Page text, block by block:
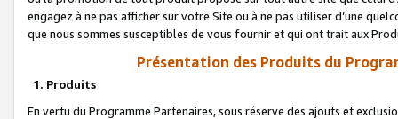
engagez à ne pas afficher sur votre Site ou à ne pas utiliser d’une
que nous sommes susceptibles de vous fournir et qui ont trait aux
Présentation des Produits du
1. Produits
En vertu du Programme Partenaires, sous réserve des ajouts et